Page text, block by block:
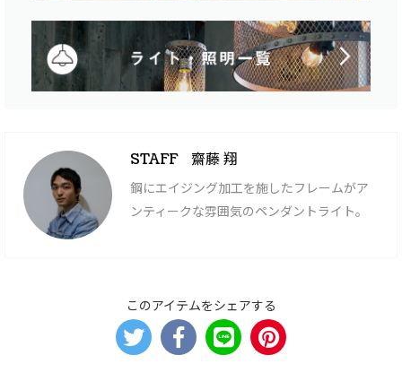
STAFF 齋藤 翔
鋼にエイジング加工を施したフレームがア
ンティークな雰囲気のペンダントライト。
このアイテムをシェアする